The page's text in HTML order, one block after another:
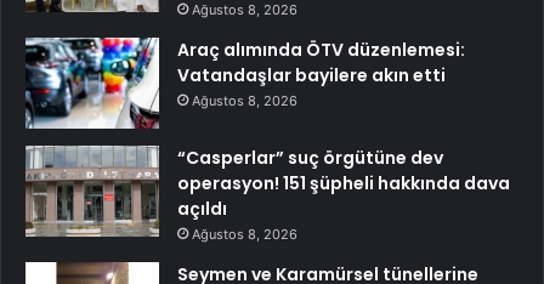
Ağustos 8, 2026
Araç alımında ÖTV düzenlemesi:
Vatandaşlar bayilere akın etti
Ağustos 8, 2026
“Casperlar” suç örgütüne dev
operasyon! 151 şüpheli hakkında dava
açıldı
Ağustos 8, 2026
Seymen ve Karamürsel tünellerine